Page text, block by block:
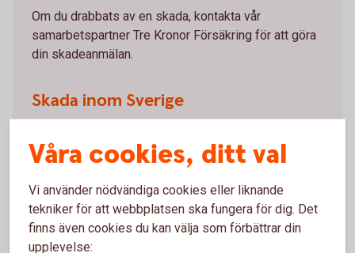
Om du drabbats av en skada, kontakta vår
samarbetspartner Tre Kronor Försäkring för att göra
din skadeanmälan.
Skada inom Sverige
Telefon
Skada utomlands
Våra cookies, ditt val
Vi använder nödvändiga cookies eller liknande
tekniker för att webbplatsen ska fungera för dig. Det
finns även cookies du kan välja som förbättrar din
upplevelse: